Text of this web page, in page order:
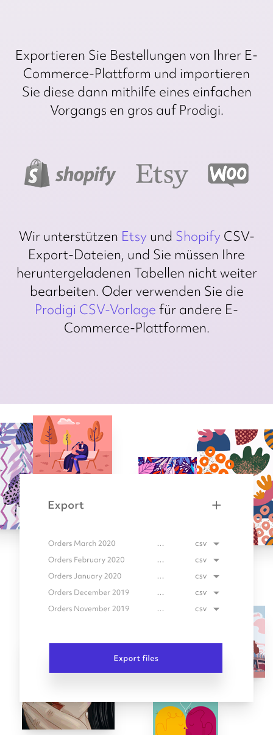
Exportieren Sie Bestellungen von Ihrer E-
Commerce-Plattform und importieren
Sie diese dann mithilfe eines einfachen
Vorgangs en gros auf Prodigi.
Wir unterstützen Etsyund ShopifyCSV-
Export-Dateien, und Sie müssen Ihre
heruntergeladenen Tabellen nicht weiter
bearbeiten. Oder verwenden Sie die
Prodigi CSV-Vorlage für andere E-
Commerce-Plattformen.